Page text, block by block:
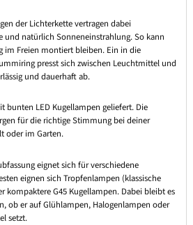
der Lichterkette vertragen dabei
und natürlich Sonneneinstrahlung. So kann
im Freien montiert bleiben. Ein in die
presst sich zwischen Leuchtmittel und
und dauerhaft ab.
bunten LED Kugellampen geliefert. Die
für die richtige Stimmung bei deiner
oder im Garten.
eignet sich für verschiedene
eignen sich Tropfenlampen (klassische
kompaktere G45 Kugellampen. Dabei bleibt es
ob er auf Glühlampen, Halogenlampen oder
setzt.